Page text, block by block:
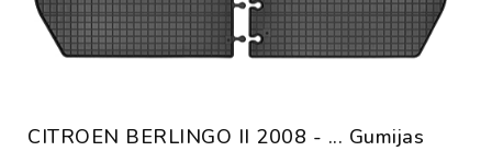
CITROEN BERLINGO II 2008 - ... Gumijas